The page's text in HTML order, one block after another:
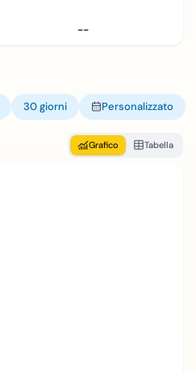
--
30 giorni Personalizzato
Grafico Tabella